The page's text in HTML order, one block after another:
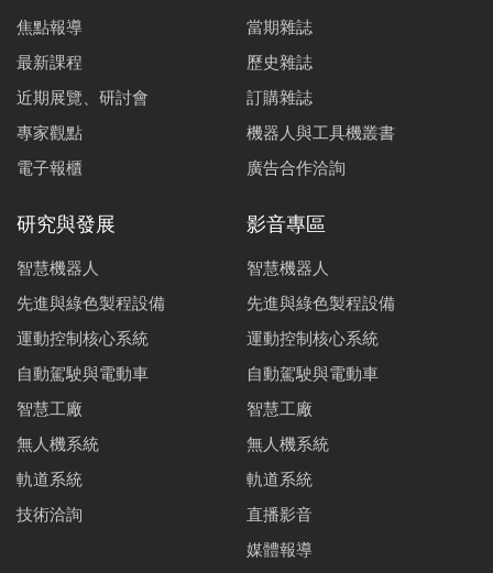
焦點報導
最新課程
近期展覽、研討會
專家觀點
電子報櫃
當期雜誌
歷史雜誌
訂購雜誌
機器人與工具機叢書
廣告合作洽詢
研究與發展
智慧機器人
先進與綠色製程設備
運動控制核心系統
自動駕駛與電動車
智慧工廠
無人機系統
軌道系統
技術洽詢
影音專區
智慧機器人
先進與綠色製程設備
運動控制核心系統
自動駕駛與電動車
智慧工廠
無人機系統
軌道系統
直播影音
媒體報導